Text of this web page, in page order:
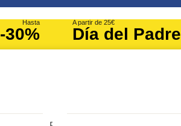
Hasta
-30%
A partir de 25€
Día del Padre